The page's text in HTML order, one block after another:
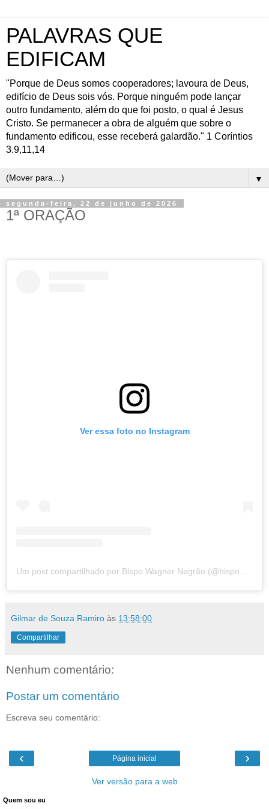
PALAVRAS QUE
EDIFICAM
"Porque de Deus somos cooperadores; lavoura de Deus,
edifício de Deus sois vós. Porque ninguém pode lançar
outro fundamento, além do que foi posto, o qual é Jesus
Cristo. Se permanecer a obra de alguém que sobre o
fundamento edificou, esse receberá galardão." 1 Coríntios
3.9,11,14
▼
segunda-feira, 22 de junho de 2026
1ª ORAÇÃO
Ver essa foto no Instagram
Um post compartilhado por Bispo Wagner Negrão (@bispowagnernegrao)
Gilmar de Souza Ramiro às 13:58:00
Compartilhar
Nenhum comentário:
Postar um comentário
Escreva seu comentário:
‹ ›
Página inicial
Ver versão para a web
Quem sou eu